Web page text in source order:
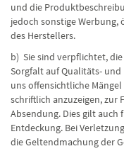
und die
jedoch sonstige
des Herstellers.
b) Sie sind verpflichtet,
Sorgfalt auf Qualitäts-
uns offensichtliche
schriftlich anzuzeigen, zur
Absendung. Dies gilt auch
Entdeckung. Bei
die Geltendmachung der